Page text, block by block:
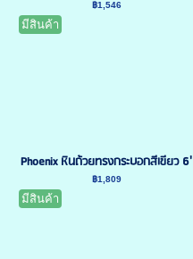
฿1,546
มีสินค้า
Phoenix หินถ้วยทรงกระบอกสีเขียว 6'
฿1,809
มีสินค้า